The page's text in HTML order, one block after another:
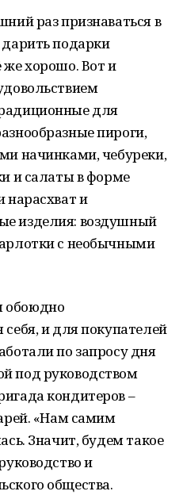
раз признаваться в
подарки
хорошо. Вот и
для
пироги,
начинками, чебуреки,
и салаты в форме
нарасхват и
изделия: воздушный
с необычными
обоюдно
и для покупателей
по запросу дня
под руководством
кондитеров –
«Нам самим
Значит, будем такое
и
общества.